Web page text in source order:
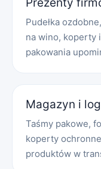
Pudełka
na wino, koperty
pakowania
Magazyn i
Taśmy pakowe,
koperty
produktów w